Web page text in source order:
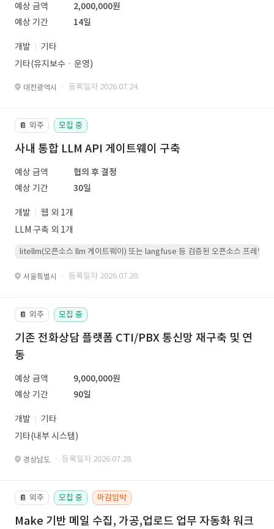
예상 금액
2,000,000원
예상 기간
14일
개발
기타
기타(유지보수ㆍ운영)
대전광역시 · 등록일자 2026.07.24.
📔 외주 모집 중
사내 통합 LLM API 게이트웨이 구축
예상 금액
협의 후 결정
예상 기간
30일
개발
웹 외 1개
LLM 구축 외 1개
litellm(오픈소스 llm 게이트웨이) 또는 langfuse 등 검증된 오픈소스 프레임워
서울특별시 · 등록일자 2026.07.28.
📔 외주 모집 중
기존 전화상담 플랫폼 CTI/PBX 통신망 재구축 및 연
동
예상 금액
9,000,000원
예상 기간
90일
개발
기타
기타(내부 시스템)
경상남도 · 등록일자 2026.07.28.
📔 외주 모집 중 마감임박
Make 기반 메일 수집, 가공,업로드 업무 자동화 워크